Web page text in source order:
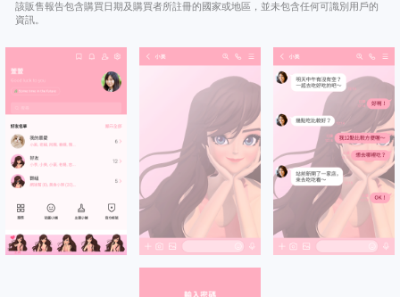
該販售報告包含購買日期及購買者所註冊的國家或地區，並未包含任何可識別用戶的
資訊。